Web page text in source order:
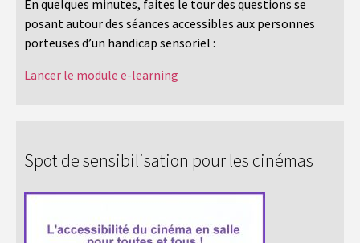
En quelques minutes, faites le tour des questions se
posant autour des séances accessibles aux personnes
porteuses d’un handicap sensoriel :
Lancer le module e-learning
Spot de sensibilisation pour les cinémas